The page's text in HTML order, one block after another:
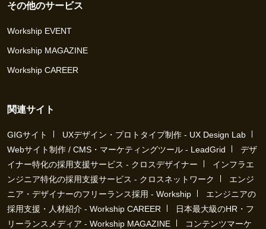
その他のサービス
Workship EVENT
Workship MAGAZINE
Workship CAREER
関連サイト
GIGサイト
UXデザイン・プロトタイプ制作 - UX Design Lab
Webサイト制作 / CMS・マーケティングツール - LeadGrid
デザ
イナー特化の採用支援サービス - クロスデザイナー
インフラエ
ンジニア特化の採用支援サービス - クロスネットワーク
エンジ
ニア・デザイナーのフリーランス採用 - Workship
エンジニアの
採用支援・人材紹介 - Workship CAREER
日本最大級のHR・フ
リーランスメディア - Workship MAGAZINE
コンテンツマーケ